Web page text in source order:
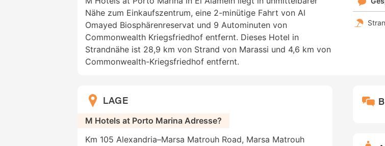
Nähe zum Einkaufszentrum, eine 2-minütige Fahrt von Al
Omayed Biosphärenreservat und 9 Autominuten von
Commonwealth Kriegsfriedhof entfernt. Dieses Hotel in
Strandnähe ist 28,9 km von Strand von Marassi und 4,6 km von
Commonwealth-Kriegsfriedhof entfernt.
LAGE
M Hotels at Porto Marina Adresse?
Km 105 Alexandria–Marsa Matrouh Road, Marsa Matrouh